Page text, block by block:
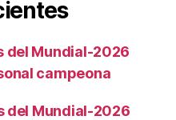
del Mundial-2026
campeona
del Mundial-2026